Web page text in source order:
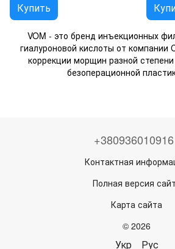
Купить
VOM - это бренд инъекционных
гиалуроновой кислоты от компании
коррекции морщин разной
безоперационной
+380936010916
Контактная
Полная версия
Карта сайта
© 2026
Укр Рус